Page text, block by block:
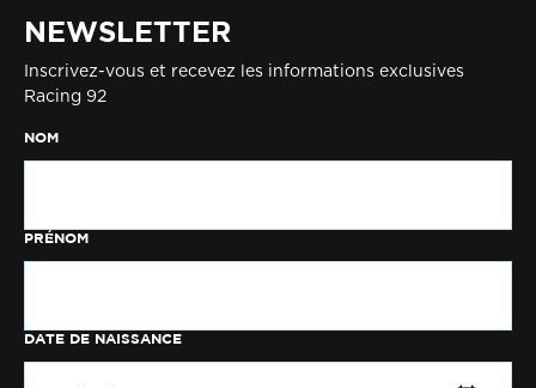
NEWSLETTER
Inscrivez-vous et recevez les informations exclusives
Racing 92
NOM
PRÉNOM
DATE DE NAISSANCE